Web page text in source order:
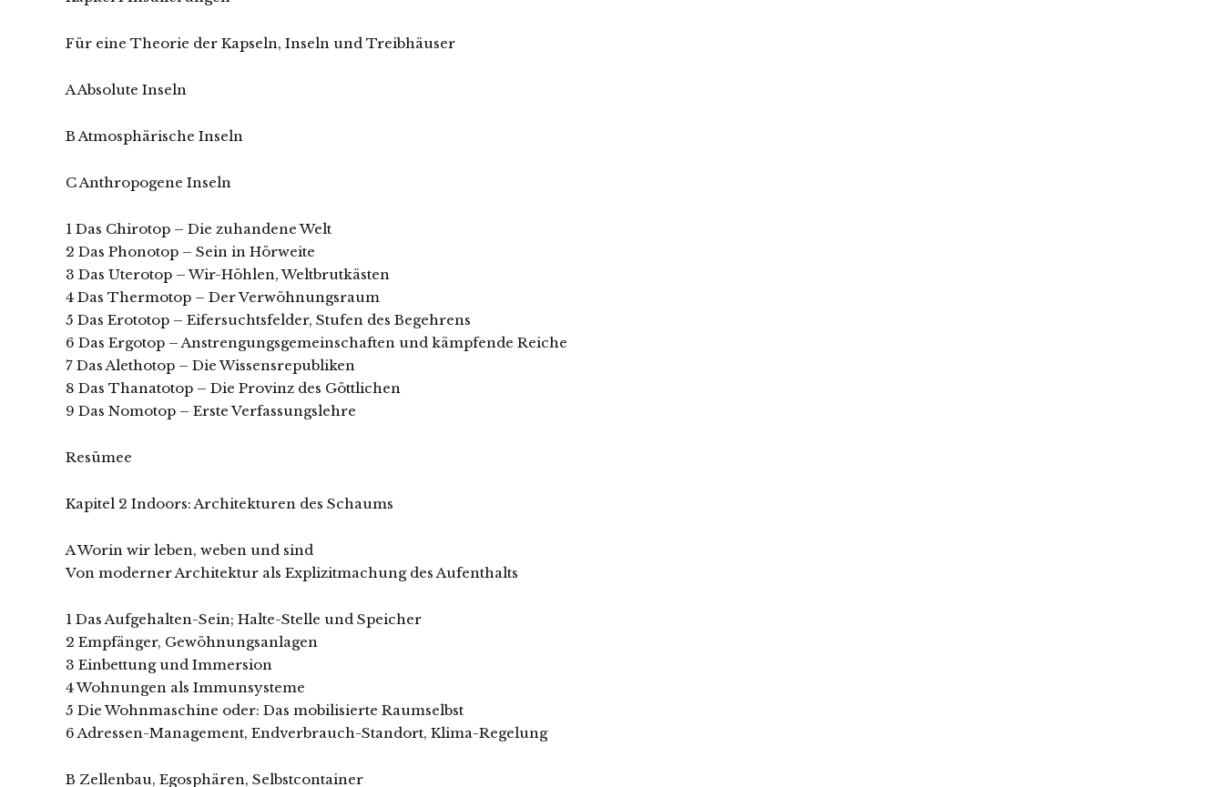
Für eine Theorie der Kapseln, Inseln und Treibhäuser
A Absolute Inseln
B Atmosphärische Inseln
C Anthropogene Inseln
1 Das Chirotop – Die zuhandene Welt
2 Das Phonotop – Sein in Hörweite
3 Das Uterotop – Wir-Höhlen, Weltbrutkästen
4 Das Thermotop – Der Verwöhnungsraum
5 Das Erototop – Eifersuchtsfelder, Stufen des Begehrens
6 Das Ergotop – Anstrengungsgemeinschaften und kämpfende Reiche
7 Das Alethotop – Die Wissensrepubliken
8 Das Thanatotop – Die Provinz des Göttlichen
9 Das Nomotop – Erste Verfassungslehre
Resümee
Kapitel 2 Indoors: Architekturen des Schaums
A Worin wir leben, weben und sind
Von moderner Architektur als Explizitmachung des Aufenthalts
1 Das Aufgehalten-Sein; Halte-Stelle und Speicher
2 Empfänger, Gewöhnungsanlagen
3 Einbettung und Immersion
4 Wohnungen als Immunsysteme
5 Die Wohnmaschine oder: Das mobilisierte Raumselbst
6 Adressen-Management, Endverbrauch-Standort, Klima-Regelung
B Zellenbau, Egosphären, Selbstcontainer